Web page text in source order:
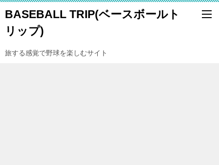
BASEBALL TRIP(ベースボールト
リップ)
旅する感覚で野球を楽しむサイト